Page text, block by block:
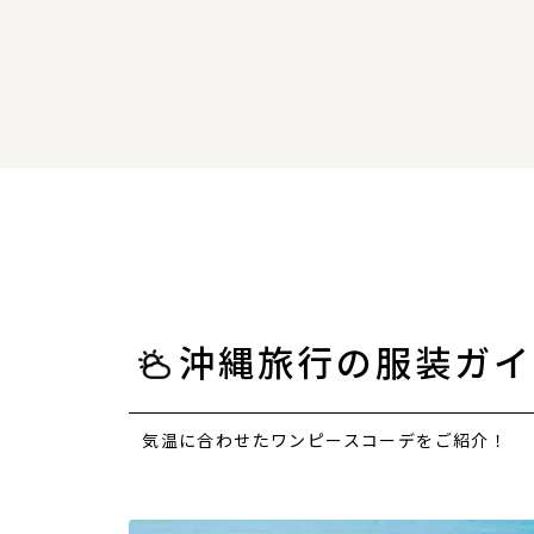
沖縄旅行の服装ガ
気温に合わせたワンピースコーデをご紹介！